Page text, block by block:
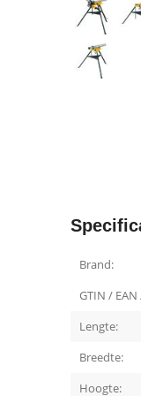
Brand:
GTIN / EAN
Lengte:
Breedte:
Hoogte: